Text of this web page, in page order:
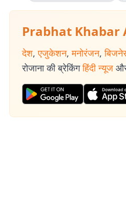
Prabhat Khabar
देश, एजुकेशन, मनोरंजन,
रोजाना की ब्रेकिंग हिंदी न्यूज